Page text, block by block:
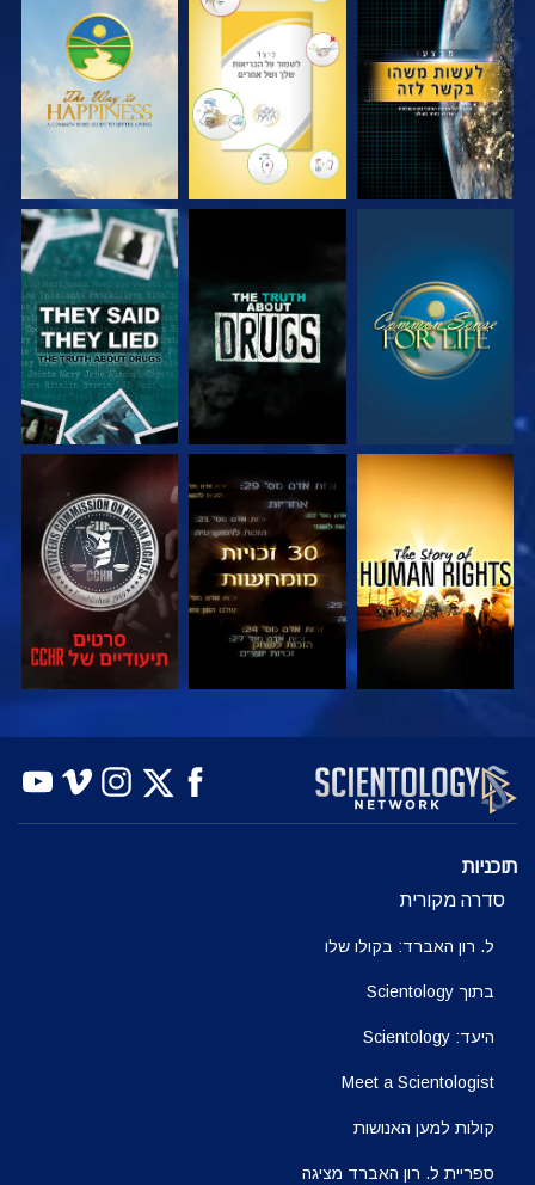
צפה צפה
צפה צפה צפה
צפה צפה צפה
צפה בדוק את הסדרה
תוכניות
סדרה מקורית
ל. רון האברד: בקולו שלו
בתוך Scientology
היעד: Scientology
Meet a Scientologist
קולות למען האנושות
ספריית ל. רון האברד מציגה